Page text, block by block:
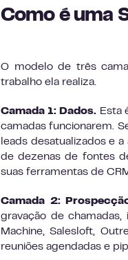
Como é uma
O modelo de três
trabalho ela realiza.
Camada 1: Dados. Esta
camadas funcionarem.
leads desatualizados e
de dezenas de fontes
suas ferramentas de
Camada 2:
gravação de
Machine, Salesloft,
reuniões agendadas e